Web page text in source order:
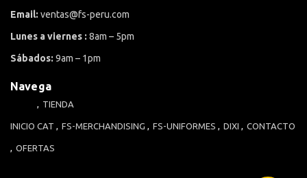
Email: ventas@fs-peru.com
Lunes a viernes : 8am – 5pm
Sábados: 9am – 1pm
Navega
INICIO
TIENDA
CAT FS-MERCHANDISING FS-UNIFORMES DIXI CONTACTO
OFERTAS